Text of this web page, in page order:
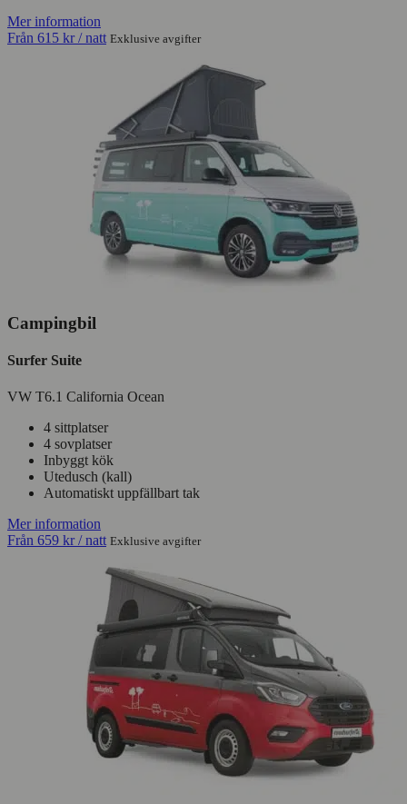
Mer information
Från 615 kr / natt Exklusive avgifter
Campingbil
Surfer Suite
VW T6.1 California Ocean
4 sittplatser
4 sovplatser
Inbyggt kök
Utedusch (kall)
Automatiskt uppfällbart tak
Mer information
Från 659 kr / natt Exklusive avgifter